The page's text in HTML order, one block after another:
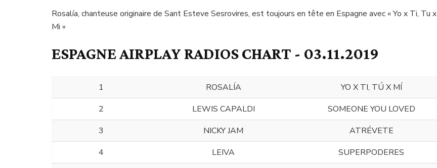
Rosalía, chanteuse originaire de Sant Esteve Sesrovires, est toujours en tête en Espagne avec « Yo x Ti, Tu x
Mi »
ESPAGNE AIRPLAY RADIOS CHART - 03.11.2019
1 ROSALÍA
YO X TI, TÚ X MÍ
2
LEWIS CAPALDI
SOMEONE YOU LOVED
3
NICKY JAM
ATRÉVETE
4
LEIVA
SUPERPODERES